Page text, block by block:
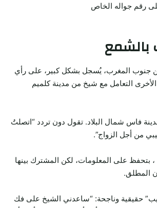
رقم جواله الخاص
بالشمع
جنوب المغرب، يُسجل بشكل كبير، على رأي
التعامل مع شيخ من مدينة كلميم
فاس شمال البلاد. تقول دون تردد “اتصلتُ
من أجل الزواج”.
بتحفظ على المعلومات، لكن المشترك بينها
المطلق.
حقيقية وناجحة: “ساعدني الشيخ على فك